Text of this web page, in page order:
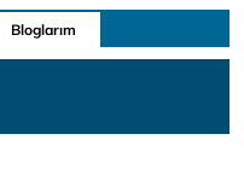
Bloglarım